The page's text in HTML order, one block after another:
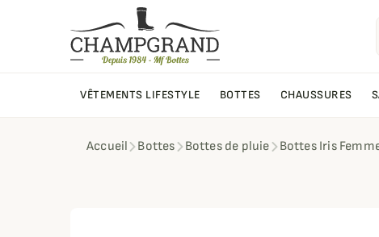
VÊTEMENTS LIFESTYLE BOTTES CHAUSSURES
Accueil Bottes Bottes de pluie Bottes Iris